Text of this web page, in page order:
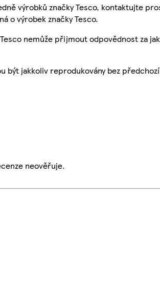
výrobků značky Tesco, kontaktujte
o výrobek značky Tesco.
nemůže přijmout odpovědnost za
jakkoliv reprodukovány bez
neověřuje.